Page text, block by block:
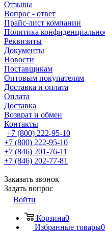
Отзывы
Вопрос - ответ
Прайс-лист компании
Политика
Реквизиты
Документы
Новости
Поставщикам
Оптовым покупателям
Доставка и оплата
Оплата
Доставка
Возврат и обмен
Контакты
+7 (800) 222-95-10
+7 (800) 222-95-10
+7 (846) 201-76-11
+7 (846) 202-77-81
Заказать звонок
Задать вопрос
Войти
Корзина0
Избранные товары0